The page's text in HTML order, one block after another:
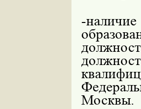
-
Москвы.